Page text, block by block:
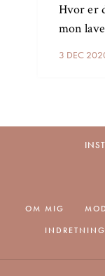
3 DEC
Hvor er
mon
OM MIG
INDRETNING